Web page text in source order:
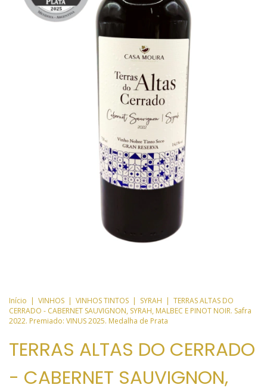
Início | VINHOS | VINHOS TINTOS | SYRAH | TERRAS ALTAS DO
CERRADO - CABERNET SAUVIGNON, SYRAH, MALBEC E PINOT NOIR. Safra
2022. Premiado: VINUS 2025. Medalha de Prata
TERRAS ALTAS DO CERRADO
- CABERNET SAUVIGNON,